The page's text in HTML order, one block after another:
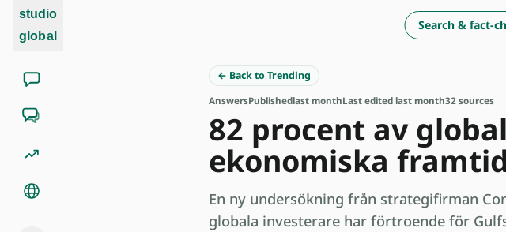
studio
global
Search & fact-
← Back to Trending
AnswersPublishedlast monthLast edited last month32 sources
82 procent av
ekonomiska
En ny undersökning från strategifirman
globala investerare har förtroende för